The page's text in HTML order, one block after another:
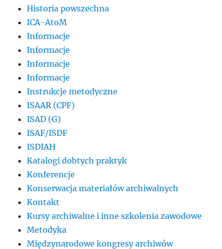
Historia powszechna
ICA-AtoM
Informacje
Informacje
Informacje
Informacje
Instrukcje metodyczne
ISAAR (CPF)
ISAD (G)
ISAF/ISDF
ISDIAH
Katalogi dobtych praktyk
Konferencje
Konserwacja materiałów archiwalnych
Kontakt
Kursy archiwalne i inne szkolenia zawodowe
Metodyka
Międzynarodowe kongresy archiwów